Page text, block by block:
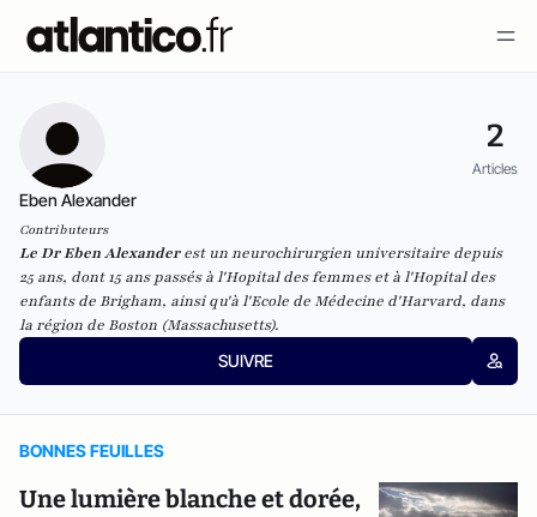
2
Articles
Eben Alexander
Contributeurs
Le Dr Eben Alexanderest un neurochirurgien universitaire depuis
25 ans, dont 15 ans passés à l'Hopital des femmes et à l'Hopital des
enfants de Brigham, ainsi qu'à l'Ecole de Médecine d'Harvard, dans
la région de Boston (Massachusetts).
SUIVRE
BONNES FEUILLES
Une lumière blanche et dorée,